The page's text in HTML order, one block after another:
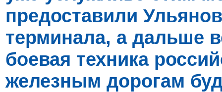
предоставили
терминала, а дальше
боевая техника
железным дорогам